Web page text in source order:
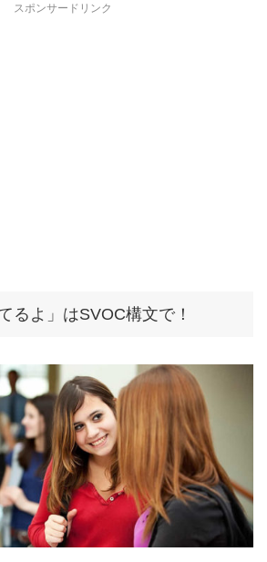
スポンサードリンク
るよ」はSVOC構文で！